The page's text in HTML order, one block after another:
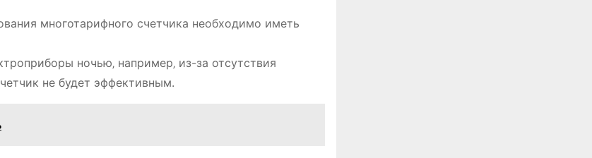
многотарифного счетчика необходимо иметь
ночью‚ например‚ из-за отсутствия
не будет эффективным.